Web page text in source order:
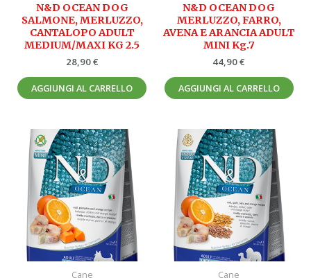
N&D OCEAN DOG
SALMONE, MERLUZZO,
CANTALOPO ADULT
MEDIUM/MAXI KG 2.5
28,90€
AGGIUNGI AL CARRELLO
N&D OCEAN DOG
MERLUZZO, FARRO,
AVENA E ARANCIA ADULT
MINI Kg.7
44,90€
AGGIUNGI AL CARRELLO
Cane Cane